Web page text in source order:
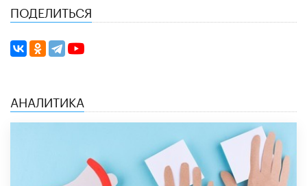
ПОДЕЛИТЬСЯ
АНАЛИТИКА